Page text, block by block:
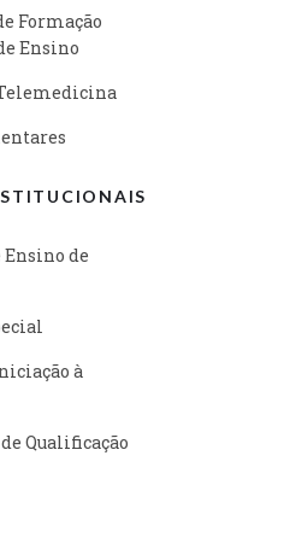
Formação
Ensino
Ensino de
à
Qualificação